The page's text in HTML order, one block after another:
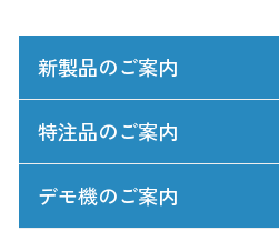
新製品のご案内
特注品のご案内
デモ機のご案内